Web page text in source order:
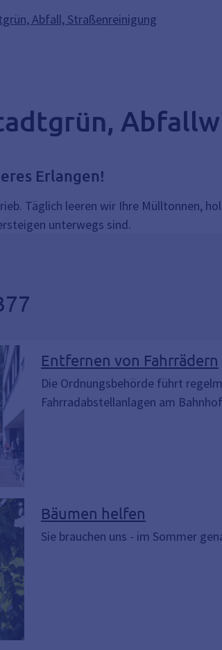
Abfall, Straßenreinigung
Erlangen!
Täglich leeren wir Ihre Mülltonnen,
unterwegs sind.
Entfernen von Fahrrädern
Die Ordnungsbehörde führt
Fahrradabstellanlagen am
Bäumen helfen
Sie brauchen uns - im Sommer